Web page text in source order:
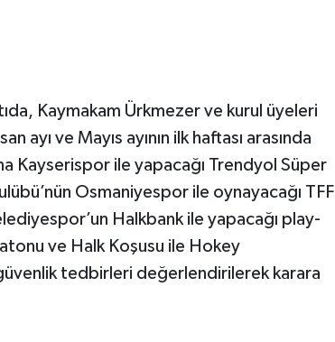
Kaymakam Ürkmezer ve kurul üyeleri
ve Mayıs ayının ilk haftası arasında
Kayserispor ile yapacağı Trendyol Süper
Osmaniyespor ile oynayacağı TFF
Halkbank ile yapacağı play-
ve Halk Koşusu ile Hokey
tedbirleri değerlendirilerek karara